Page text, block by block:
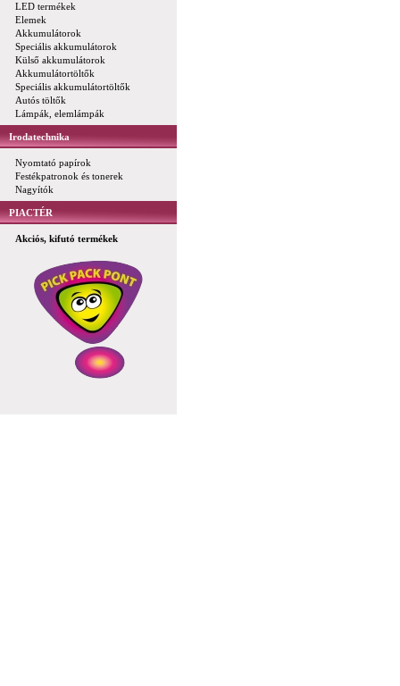
LED termékek
Elemek
Akkumulátorok
Speciális akkumulátorok
Külső akkumulátorok
Akkumulátortöltők
Speciális akkumulátortöltők
Autós töltők
Lámpák, elemlámpák
Irodatechnika
Nyomtató papírok
Festékpatronok és tonerek
Nagyítók
PIACTÉR
Akciós, kifutó termékek